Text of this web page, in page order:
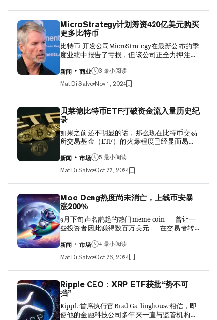
可以领导一个政府效率委员会。 'I Just Like
Dogecoin': Elon Musk Pumps Meme Coin to 4-
Month High 据马斯克称，该部门将被命名为政
府效率部（D.O.G.E.）——这导致每当这位
SpaceX老板就其未来可能担任的角色发表评论
时，交易者们就会推高狗狗币的价格。 在选举
之前，特朗普已成为更直...
票来追踪市值排名第七的数字货币的价格。 该
公司在一份声明中表示，“我们仍致力于扩大
美国投资者对加密货币资产类别的接触，并期
待推动美国的创新。” XRP是由金融科技公司
Ripple的创始人创建的数字货币。21Shares发
行ETF，并在今年早些时候获得SEC批准后，
在美国运营比特币和以太坊的现货ETF。 其他
Bitwise，也希望推出追踪XRP价格的ETF。资
产管理公司Grayscale最近推出了XRP信托基
金，并在此前将类似的比特币和以太坊封闭式
基金转换为正规的ETF，前提是SEC批准了这
类产品的交易。 Ripple Legal Chief Says SEC
Appeal Will 'Backfire'—And Benefit the Crypto
Industry 然而，SEC目前正与Ripple陷入...
MicroStrategy计划筹资420亿美元购买
更多比特币
比特币 开发公司MicroStrategy在最新公布的季
度业绩中报告了亏损，但该公司正全力押注比
克股票代码：MSTR）表示，计划在未来三年
内筹集420亿美元资金，用于购买更多比特
币。MicroStrategy首席执行官Pong Le在一份
声明中表示，这一战略是公司“21/21计划”的一
部分，其中210亿美元将来自股权融资，另外
210亿美元将以固定收益证券的形式出售。
MicroStrategy已经是比特币最大的公开持有
者，拥有252220枚比特币，今天这些比特币的
价值为182亿美元。彭磊今天表示，公司没有
MicroStrategy announces $42 billion capital
plan including $21 billion ATM equity offering
and a target of raising $21 billion in fixed-
income securities. Join us at 5pm ET as we
discuss our quarterly resul...
新闻 商业
3 最小阅读
Mat Di Salvo Nov 1, 2024
贝莱德比特币ETF打破资金流入量历史纪
录
如果之前还不明显的话，那么现在比特币交易
所交易基金（ETF）的火爆程度已经显而易见
彭博社的数据显示，在今年推出的575只ETF
中，排名前30的产品中有14只是新的比特币或
以太坊基金，而前四名则被比特币基金占据。
数据还显示，在过去四年中，开始交易的1800
只ETF中，就资金流入而言，贝莱德的iShares
Bitcoin Trust是迄今为止最大的。 575 ETFs
have now launched in 2024... *14 of top 30* by
inflows are either spot btc or eth ETFs.
Includes 6 of top 10. There are also 2 MSTR-
tradfi is real. pic.twitter.com/DmD6f5zJ1P —
Nate Geraci (@NateGeraci) October 23, 2024
ETF是一种在证券交易所交易的受欢迎的投资
工具。它们...
新闻 市场
5 最小阅读
Mat Di Salvo Oct 27, 2024
Moo Deng热度尚未消亡，上线币安暴
涨200%
9月下旬声名鹊起的热门meme coin——曾让一
些投资者因此赚得数百万美元——在交易者转
旋。但现在，在顶级加密交易所币安关注之
后，该币种当日上涨了200%。 根据CoinGecko
的数据，基于Solana区块链的Moo
Deng（MOODENG）在过去24小时内价格翻了
两番，在近日徘徊于0.08美元以下后，目前价
格已升至约0.23美元。 这一暴涨发生在币安宣
布将该代币上市供期货交易者交易之后。此次
上市允许交易者购买合约，以押注Moo Deng未
来的价格。Moo Deng是一种代币，其灵感来源
新闻 市场
4 最小阅读
Mat Di Salvo Oct 26, 2024
Ripple CEO：XRP ETF获批“势不可
挡”
Ripple首席执行官Brad Garlinghouse相信，即
使他的金融科技公司多年来一直与监管机构针